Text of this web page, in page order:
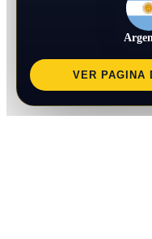
VER PAGINA